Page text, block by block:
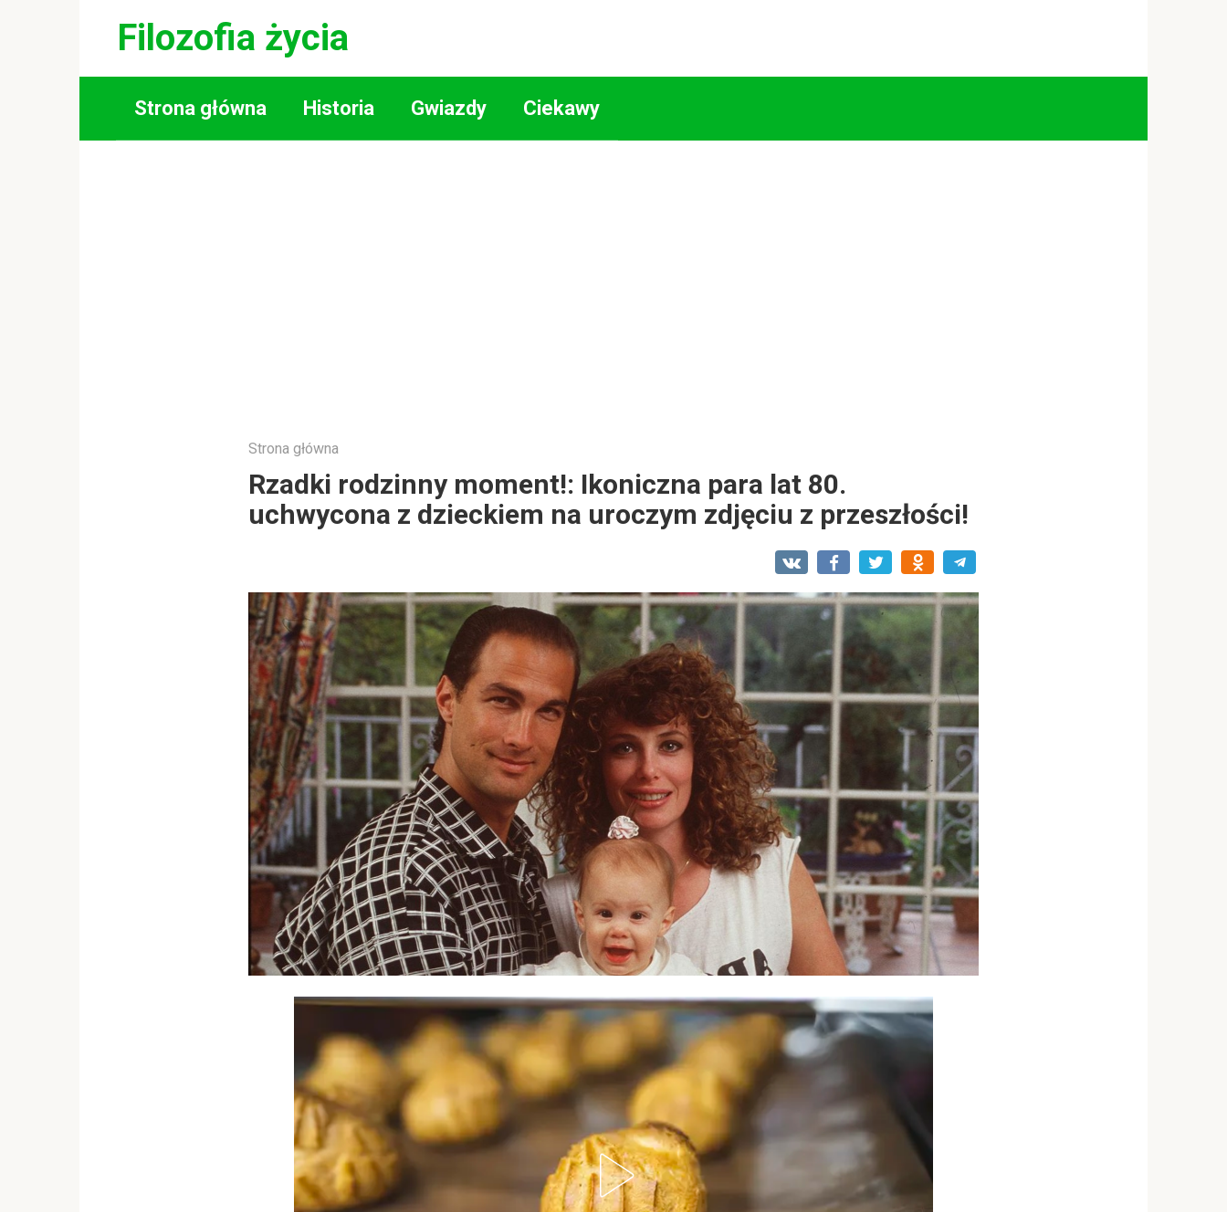
Filozofia życia
Strona główna Historia Gwiazdy Ciekawy
Strona główna
Rzadki rodzinny moment!: Ikoniczna para lat 80.
uchwycona z dzieckiem na uroczym zdjęciu z przeszłości!